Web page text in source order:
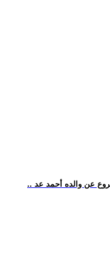
عن والده أحمد عد